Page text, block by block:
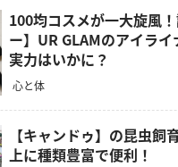
100均コスメが一大旋風
ー】UR GLAMのアイラ
実力はいかに？
心と体
【キャンドゥ】の昆虫飼
上に種類豊富で便利！